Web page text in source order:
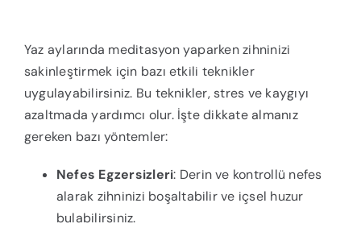
Yaz aylarında meditasyon yaparken zihninizi
sakinleştirmek için bazı etkili teknikler
uygulayabilirsiniz. Bu teknikler, stres ve kaygıyı
azaltmada yardımcı olur. İşte dikkate almanız
gereken bazı yöntemler:
Nefes Egzersizleri: Derin ve kontrollü nefes
alarak zihninizi boşaltabilir ve içsel huzur
bulabilirsiniz.